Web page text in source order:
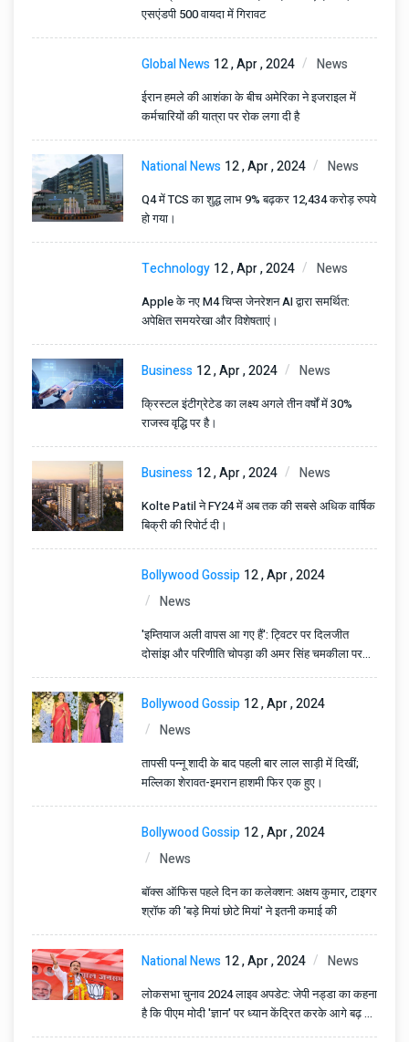
एसएंडपी 500 वायदा में गिरावट
Global News 12 , Apr , 2024 News
ईरान हमले की आशंका के बीच अमेरिका ने इजराइल में
कर्मचारियों की यात्रा पर रोक लगा दी है
National News 12 , Apr , 2024 News
Q4 में TCS का शुद्ध लाभ 9% बढ़कर 12,434 करोड़ रुपये
हो गया।
Technology 12 , Apr , 2024 News
Apple के नए M4 चिप्स जेनरेशन AI द्वारा समर्थित:
अपेक्षित समयरेखा और विशेषताएं।
Business 12 , Apr , 2024 News
क्रिस्टल इंटीग्रेटेड का लक्ष्य अगले तीन वर्षों में 30%
राजस्व वृद्धि पर है।
Business 12 , Apr , 2024 News
Kolte Patil ने FY24 में अब तक की सबसे अधिक वार्षिक
बिक्री की रिपोर्ट दी।
Bollywood Gossip 12 , Apr , 2024
News
'इम्तियाज अली वापस आ गए हैं': ट्विटर पर दिलजीत
दोसांझ और परिणीति चोपड़ा की अमर सिंह चमकीला पर
बरसा प्यार
Bollywood Gossip 12 , Apr , 2024
News
तापसी पन्नू शादी के बाद पहली बार लाल साड़ी में दिखीं;
मल्लिका शेरावत-इमरान हाशमी फिर एक हुए।
Bollywood Gossip 12 , Apr , 2024
News
बॉक्स ऑफिस पहले दिन का कलेक्शन: अक्षय कुमार, टाइगर
श्रॉफ की 'बड़े मियां छोटे मियां' ने इतनी कमाई की
National News 12 , Apr , 2024 News
लोकसभा चुनाव 2024 लाइव अपडेट: जेपी नड्डा का कहना
है कि पीएम मोदी 'ज्ञान' पर ध्यान केंद्रित करके आगे बढ़ रहे
हैं